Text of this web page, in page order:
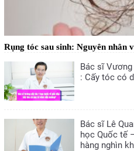
Rụng tóc sau sinh: Nguyên nhân
Bác sĩ
: Cấy tóc có
Bác sĩ Lê
học Quốc tế
hàng nghìn